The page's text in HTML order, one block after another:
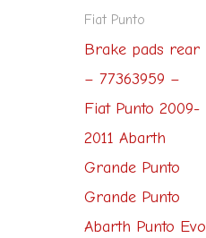
Fiat Punto
Brake pads rear
– 77363959 –
Fiat Punto 2009-
2011 Abarth
Grande Punto
Grande Punto
Abarth Punto Evo